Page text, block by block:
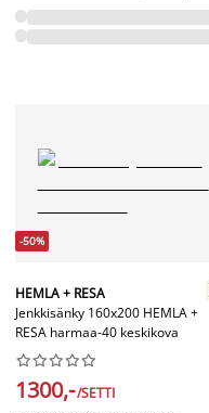
-50%
HEMLA + RESA
Jenkkisänky 160x200 HEMLA +
RESA harmaa-40 keskikova






1300,-/SETTI